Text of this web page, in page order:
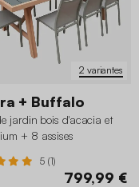
2 variantes
+ Buffalo
jardin bois d'acacia et
+ 8 assises
5 (1)
799,99 €